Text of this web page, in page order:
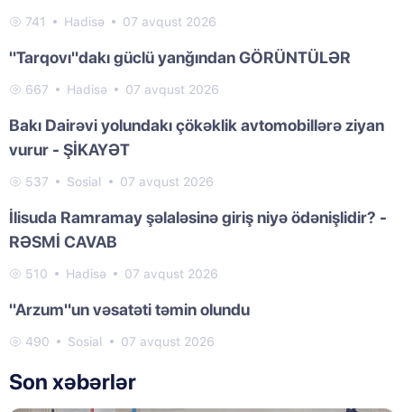
741 Hadisə 07 avqust 2026
"Tarqovı"dakı güclü yanğından GÖRÜNTÜLƏR
667 Hadisə 07 avqust 2026
Bakı Dairəvi yolundakı çökəklik avtomobillərə ziyan
vurur - ŞİKAYƏT
537 Sosial 07 avqust 2026
İlisuda Ramramay şəlaləsinə giriş niyə ödənişlidir? -
RƏSMİ CAVAB
510 Hadisə 07 avqust 2026
"Arzum"un vəsatəti təmin olundu
490 Sosial 07 avqust 2026
Son xəbərlər